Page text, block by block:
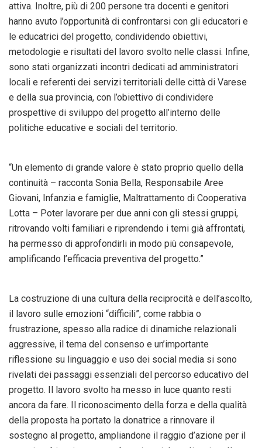
attiva. Inoltre, più di 200 persone tra docenti e genitori
hanno avuto l’opportunità di confrontarsi con gli educatori e
le educatrici del progetto, condividendo obiettivi,
metodologie e risultati del lavoro svolto nelle classi. Infine,
sono stati organizzati incontri dedicati ad amministratori
locali e referenti dei servizi territoriali delle città di Varese
e della sua provincia, con l’obiettivo di condividere
prospettive di sviluppo del progetto all’interno delle
politiche educative e sociali del territorio.
“Un elemento di grande valore è stato proprio quello della
continuità – racconta Sonia Bella, Responsabile Aree
Giovani, Infanzia e famiglie, Maltrattamento di Cooperativa
Lotta – Poter lavorare per due anni con gli stessi gruppi,
ritrovando volti familiari e riprendendo i temi già affrontati,
ha permesso di approfondirli in modo più consapevole,
amplificando l’efficacia preventiva del progetto.”
La costruzione di una cultura della reciprocità e dell’ascolto,
il lavoro sulle emozioni “difficili”, come rabbia o
frustrazione, spesso alla radice di dinamiche relazionali
aggressive, il tema del consenso e un’importante
riflessione su linguaggio e uso dei social media si sono
rivelati dei passaggi essenziali del percorso educativo del
progetto. Il lavoro svolto ha messo in luce quanto resti
ancora da fare. Il riconoscimento della forza e della qualità
della proposta ha portato la donatrice a rinnovare il
sostegno al progetto, ampliandone il raggio d’azione per il